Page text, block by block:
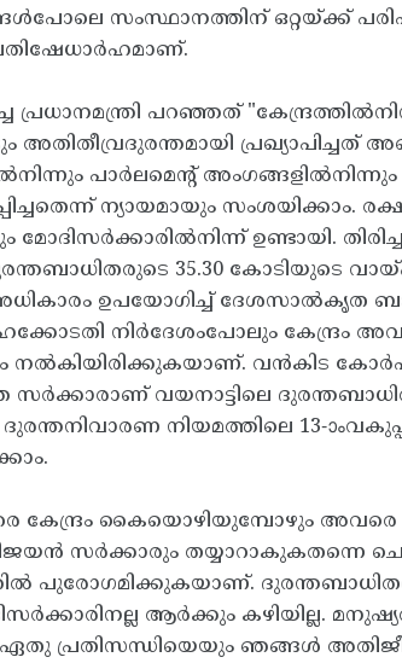
സംസ്ഥാനത്തിന് ഒറ്റയ്‌ക്ക്
പ്രധാനമന്ത്രി പറഞ്ഞത്
അതിതീവ്രദുരന്തമായി
പാർലമെന്റ്‌
ന്യായമായും സംശയിക്കാം.
ഉണ്ടായി.
35.30 കോടിയുടെ
അധികാരം ഉപയോഗിച്ച്
നിർദേശംപോലും കേന്ദ്രം
നൽകിയിരിക്കുകയാണ്. വൻകിട
സർക്കാരാണ്‌ വയനാട്ടിലെ
നിയമത്തിലെ 13-
കേന്ദ്രം കൈയൊഴിയുമ്പോഴും അവരെ
സർക്കാരും തയ്യാറാകുകതന്നെ
പുരോഗമിക്കുകയാണ്.
ആർക്കും കഴിയില്ല.
പ്രതിസന്ധിയെയും ഞങ്ങൾ